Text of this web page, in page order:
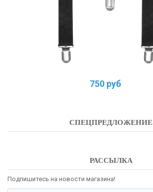
750 руб
СПЕЦПРЕДЛОЖЕНИЕ
РАССЫЛКА
Подпишитесь на новости магазина!